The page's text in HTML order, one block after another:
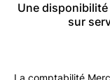
Une
sur
La comptabilité